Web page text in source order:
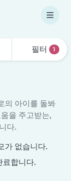
필터 1
의 아이를 돌봐
을 주고받는,
다.
가 없습니다.
료합니다.